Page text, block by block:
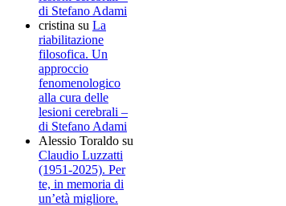
di Stefano Adami
cristina su La
riabilitazione
filosofica. Un
approccio
fenomenologico
alla cura delle
lesioni cerebrali –
di Stefano Adami
Alessio Toraldo su
Claudio Luzzatti
(1951-2025). Per
te, in memoria di
un’età migliore.